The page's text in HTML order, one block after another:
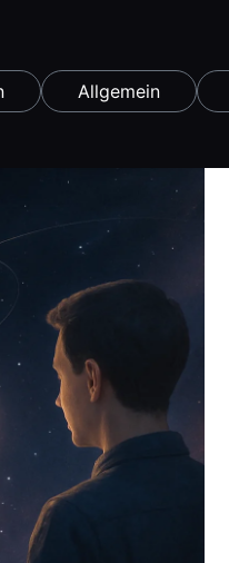
Allgemein